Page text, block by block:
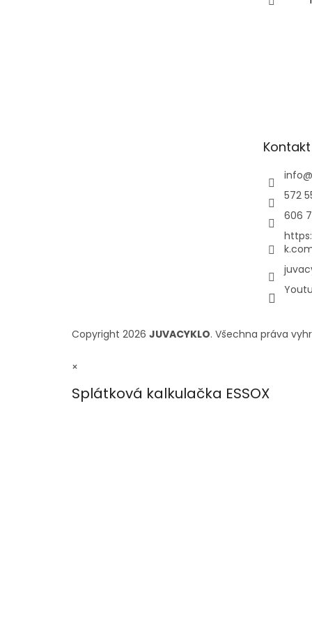
Kontakt
info@
572
606
Copyright 2026 JUVACYKLO. Všechna práva
×
Splátková kalkulačka ESSOX